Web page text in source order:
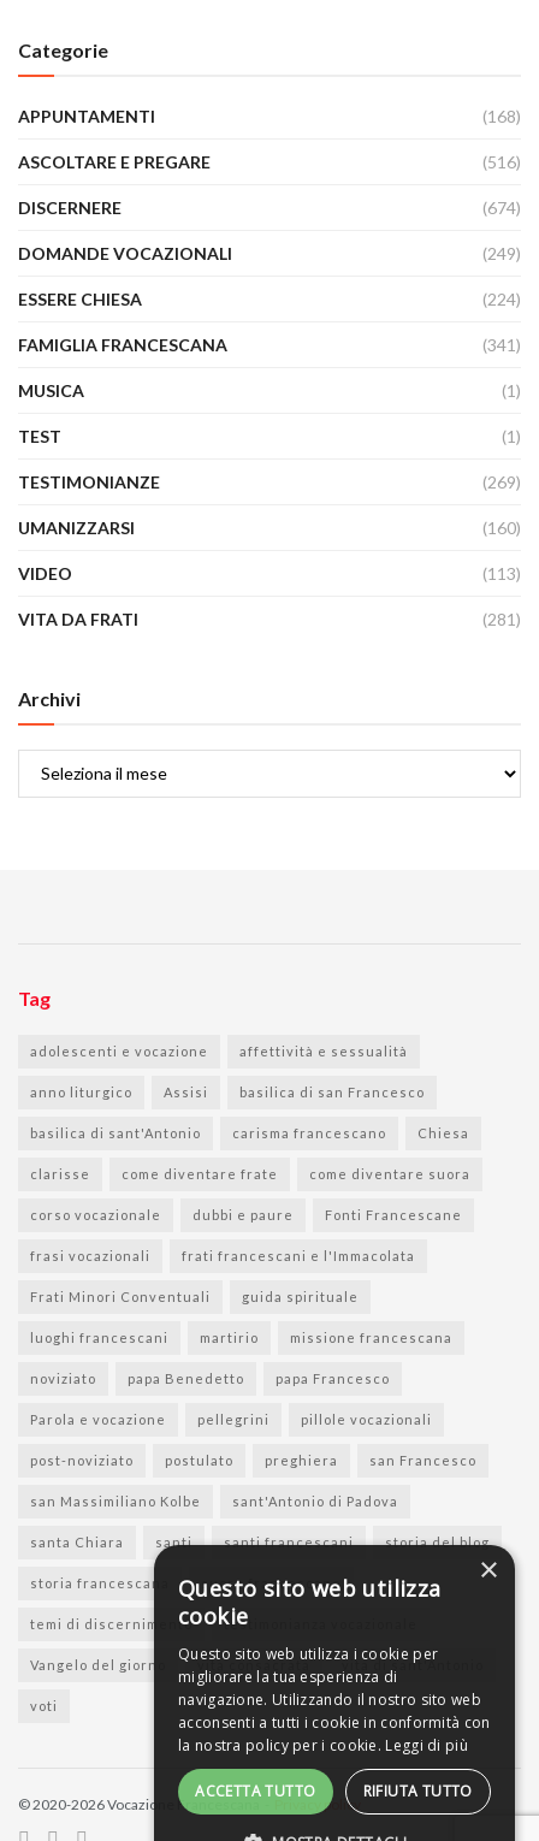
Categorie
APPUNTAMENTI (168)
ASCOLTARE E PREGARE (516)
DISCERNERE (674)
DOMANDE VOCAZIONALI (249)
ESSERE CHIESA (224)
FAMIGLIA FRANCESCANA (341)
MUSICA (1)
TEST (1)
TESTIMONIANZE (269)
UMANIZZARSI (160)
VIDEO (113)
VITA DA FRATI (281)
Archivi
Tag
adolescenti e vocazione affettività e sessualità
anno liturgico Assisi basilica di san Francesco
basilica di sant'Antonio carisma francescano Chiesa
clarisse come diventare frate come diventare suora
corso vocazionale dubbi e paure Fonti Francescane
frasi vocazionali frati francescani e l'Immacolata
Frati Minori Conventuali guida spirituale
luoghi francescani martirio missione francescana
noviziato papa Benedetto papa Francesco
Parola e vocazione pellegrini pillole vocazionali
post-noviziato postulato preghiera san Francesco
san Massimiliano Kolbe sant'Antonio di Padova
santa Chiara santi santi francescani storia del blog
storia francescana suore francescane
temi di discernimento testimonianza vocazionale
Vangelo del giorno vita consacrata vita di sant'Antonio
voti
© 2020-2026 Vocazione Francescana - Privacy policy
×
Questo sito web utilizza
cookie
Questo sito web utilizza i cookie per
migliorare la tua esperienza di
navigazione. Utilizzando il nostro sito web
acconsenti a tutti i cookie in conformità con
la nostra policy per i cookie. Leggi di più
ACCETTA TUTTO RIFIUTA TUTTO